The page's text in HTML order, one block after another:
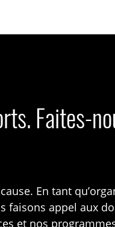
Faites-
En tant
faisons appel aux
et nos